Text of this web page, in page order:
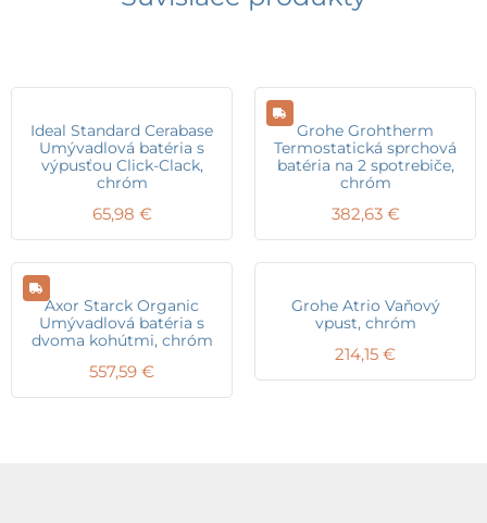
Ideal Standard Cerabase
Umývadlová batéria s
výpusťou Click-Clack,
chróm
65,98 €
Grohe Grohtherm
Termostatická sprchová
batéria na 2 spotrebiče,
chróm
382,63 €
Axor Starck Organic
Umývadlová batéria s
dvoma kohútmi, chróm
557,59 €
Grohe Atrio Vaňový
vpust, chróm
214,15 €